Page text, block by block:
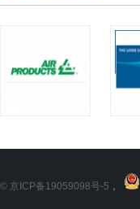
© 京ICP备19059098号-5 ，